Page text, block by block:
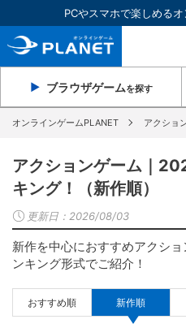
PCやスマホで楽しめる
ブラウザゲームを探す
オンラインゲームPLANET アクショ
アクションゲーム｜
キング！（新作順）
更新日： 2026/08/03
新作を中心におすすめアクシ
ンキング形式でご紹介！
おすすめ順 新作順